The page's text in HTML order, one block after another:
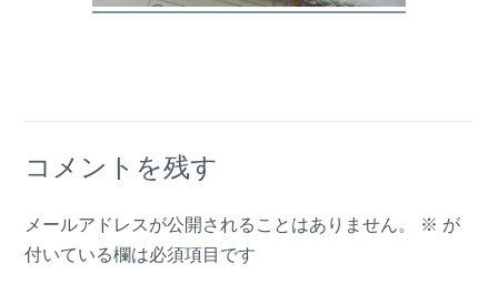
コメントを残す
メールアドレスが公開されることはありません。 ※ が
付いている欄は必須項目です